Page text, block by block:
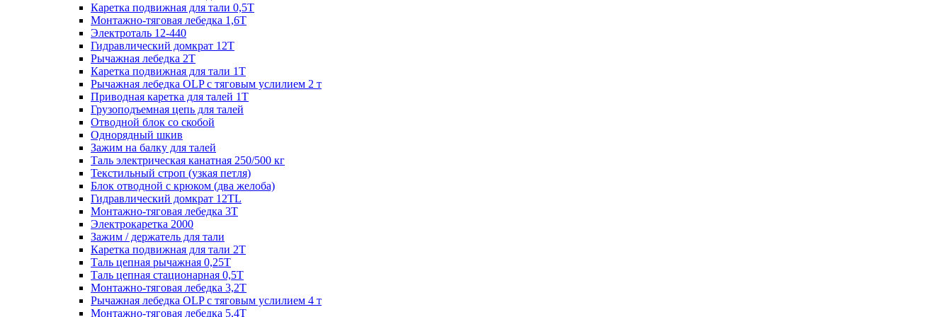
Каретка подвижная для тали 0,5Т
Монтажно-тяговая лебедка 1,6Т
Электроталь 12-440
Гидравлический домкрат 12Т
Рычажная лебедка 2Т
Каретка подвижная для тали 1Т
Рычажная лебедка OLP с тяговым услилием 2 т
Приводная каретка для талей 1Т
Грузоподъемная цепь для талей
Отводной блок со скобой
Однорядный шкив
Зажим на балку для талей
Таль электрическая канатная 250/500 кг
Текстильный строп (узкая петля)
Блок отводной с крюком (два желоба)
Гидравлический домкрат 12TL
Монтажно-тяговая лебедка 3Т
Электрокаретка 2000
Зажим / держатель для тали
Каретка подвижная для тали 2Т
Таль цепная рычажная 0,25Т
Таль цепная стационарная 0,5Т
Монтажно-тяговая лебедка 3,2Т
Рычажная лебедка OLP с тяговым услилием 4 т
Монтажно-тяговая лебедка 5,4Т